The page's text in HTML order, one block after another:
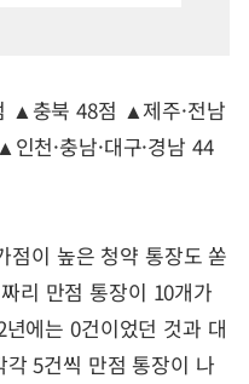
▲충북 48점 ▲제주·전남
천·충남·대구·경남 44
점이 높은 청약 통장도 쏟
리 만점 통장이 10개가
에는 0건이었던 것과 대
5건씩 만점 통장이 나